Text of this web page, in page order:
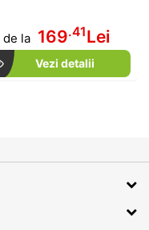
de la 169.41Lei
Vezi detalii